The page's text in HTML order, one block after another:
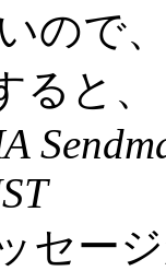
ので
ると、
セー